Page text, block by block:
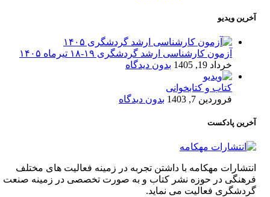
آخرین ویدیو
آزمون کارشناسی ارشد گردشگری ۱۹-۱۸ تیرماه ۱۴۰۵
خرداد 19, 1405
بدون دیدگاه
کتاب و کتابخوانی
فروردین 7, 1403
بدون دیدگاه
آخرین پادکست
انتشارات مهکامه با داشتن تجربه در زمینه فعالیت های مختلف
فرهنگی در حوزه نشر کتاب و به صورت تخصصی در زمینه صنعت
گردشگری فعالیت می نماید.